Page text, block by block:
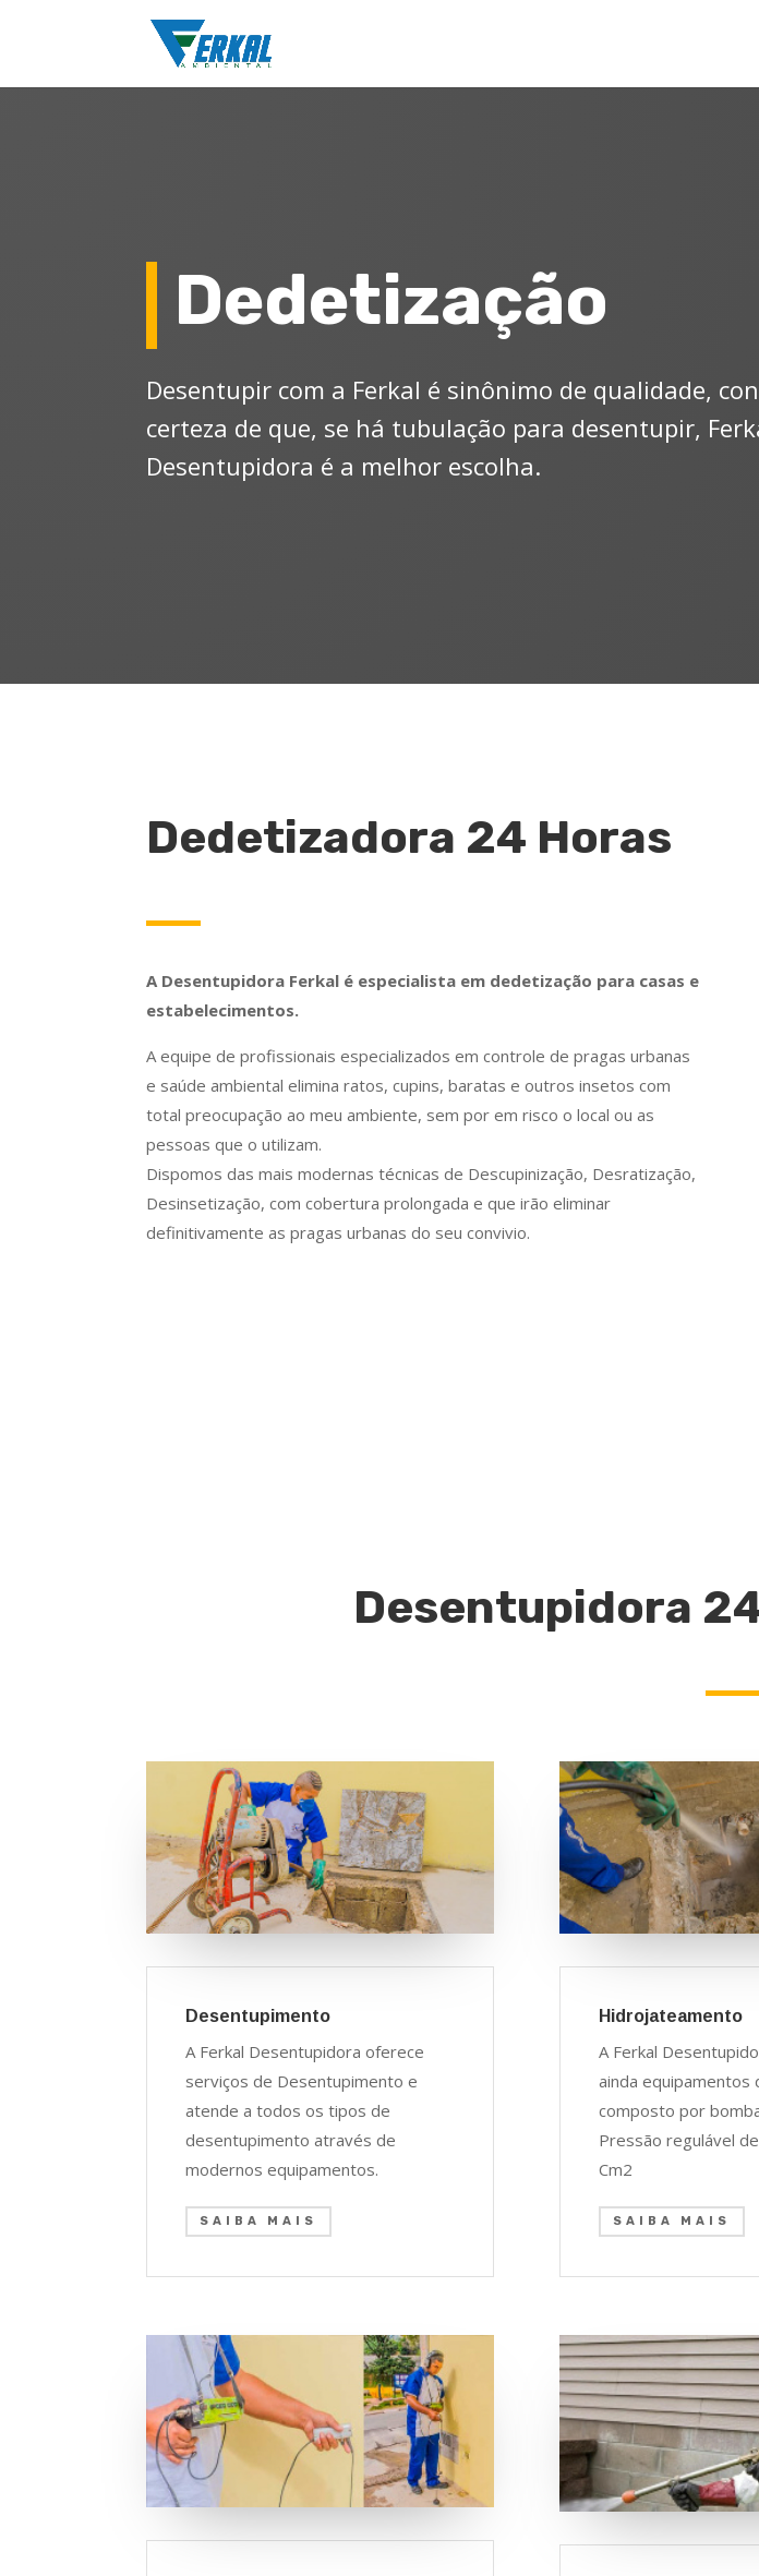
Dedetização
Desentupir com a Ferkal é sinônimo de qualidade,
certeza de que, se há tubulação para desentupir,
Desentupidora é a melhor escolha.
Dedetizadora 24 Horas
A Desentupidora Ferkal é especialista em dedetização para casas e
estabelecimentos.
A equipe de profissionais especializados em controle de pragas urbanas
e saúde ambiental elimina ratos, cupins, baratas e outros insetos com
total preocupação ao meu ambiente, sem por em risco o local ou as
pessoas que o utilizam.
Dispomos das mais modernas técnicas de Descupinização, Desratização,
Desinsetização, com cobertura prolongada e que irão eliminar
definitivamente as pragas urbanas do seu convivio.
Desentupidora
Desentupimento
A Ferkal Desentupidora oferece
serviços de Desentupimento e
atende a todos os tipos de
desentupimento através de
modernos equipamentos.
SAIBA MAIS
Hidrojateamento
A Ferkal
ainda equipamentos
composto por
Pressão regulável
Cm2
SAIBA MAIS